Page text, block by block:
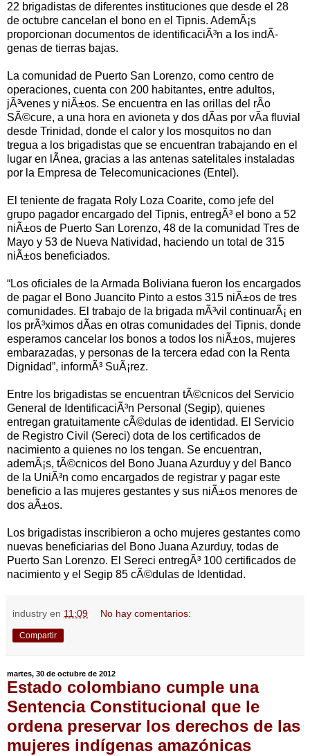
22 brigadistas de diferentes instituciones que desde el 28
de octubre cancelan el bono en el Tipnis. AdemÃ¡s
proporcionan documentos de identificaciÃ³n a los indÃ­
genas de tierras bajas.
La comunidad de Puerto San Lorenzo, como centro de
operaciones, cuenta con 200 habitantes, entre adultos,
jÃ³venes y niÃ±os. Se encuentra en las orillas del rÃ­o
SÃ©cure, a una hora en avioneta y dos dÃ­as por vÃ­a fluvial
desde Trinidad, donde el calor y los mosquitos no dan
tregua a los brigadistas que se encuentran trabajando en el
lugar en lÃ­nea, gracias a las antenas satelitales instaladas
por la Empresa de Telecomunicaciones (Entel).
El teniente de fragata Roly Loza Coarite, como jefe del
grupo pagador encargado del Tipnis, entregÃ³ el bono a 52
niÃ±os de Puerto San Lorenzo, 48 de la comunidad Tres de
Mayo y 53 de Nueva Natividad, haciendo un total de 315
niÃ±os beneficiados.
“Los oficiales de la Armada Boliviana fueron los encargados
de pagar el Bono Juancito Pinto a estos 315 niÃ±os de tres
comunidades. El trabajo de la brigada mÃ³vil continuarÃ¡ en
los prÃ³ximos dÃ­as en otras comunidades del Tipnis, donde
esperamos cancelar los bonos a todos los niÃ±os, mujeres
embarazadas, y personas de la tercera edad con la Renta
Dignidad”, informÃ³ SuÃ¡rez.
Entre los brigadistas se encuentran tÃ©cnicos del Servicio
General de IdentificaciÃ³n Personal (Segip), quienes
entregan gratuitamente cÃ©dulas de identidad. El Servicio
de Registro Civil (Sereci) dota de los certificados de
nacimiento a quienes no los tengan. Se encuentran,
ademÃ¡s, tÃ©cnicos del Bono Juana Azurduy y del Banco
de la UniÃ³n como encargados de registrar y pagar este
beneficio a las mujeres gestantes y sus niÃ±os menores de
dos aÃ±os.
Los brigadistas inscribieron a ocho mujeres gestantes como
nuevas beneficiarias del Bono Juana Azurduy, todas de
Puerto San Lorenzo. El Sereci entregÃ³ 100 certificados de
nacimiento y el Segip 85 cÃ©dulas de Identidad.
industry en 11:09 No hay comentarios:
Compartir
martes, 30 de octubre de 2012
Estado colombiano cumple una
Sentencia Constitucional que le
ordena preservar los derechos de las
mujeres indígenas amazónicas